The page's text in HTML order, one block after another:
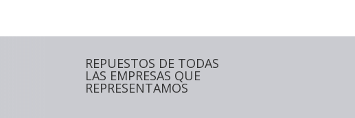
REPUESTOS DE TODAS
LAS EMPRESAS QUE
REPRESENTAMOS